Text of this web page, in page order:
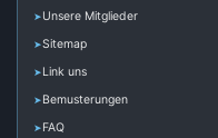
Unsere Mitglieder
Sitemap
Link uns
Bemusterungen
FAQ